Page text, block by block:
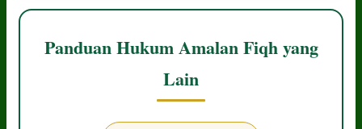
Panduan Hukum Amalan Fiqh yang
Lain